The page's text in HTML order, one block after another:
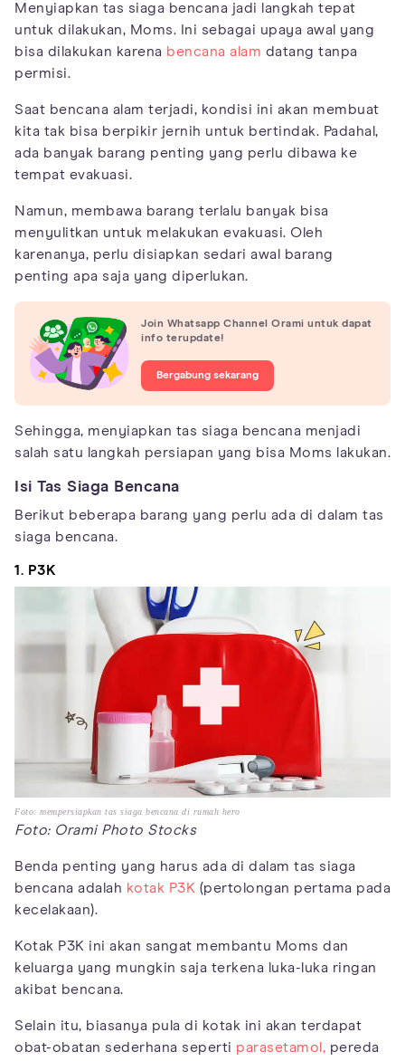
Menyiapkan tas siaga bencana jadi langkah tepat
untuk dilakukan, Moms. Ini sebagai upaya awal yang
bisa dilakukan karena bencana alam datang tanpa
permisi.
Saat bencana alam terjadi, kondisi ini akan membuat
kita tak bisa berpikir jernih untuk bertindak. Padahal,
ada banyak barang penting yang perlu dibawa ke
tempat evakuasi.
Namun, membawa barang terlalu banyak bisa
menyulitkan untuk melakukan evakuasi. Oleh
karenanya, perlu disiapkan sedari awal barang
penting apa saja yang diperlukan.
Join Whatsapp Channel Orami untuk dapat
info terupdate!
Bergabung sekarang
Sehingga, menyiapkan tas siaga bencana menjadi
salah satu langkah persiapan yang bisa Moms lakukan.
Isi Tas Siaga Bencana
Berikut beberapa barang yang perlu ada di dalam tas
siaga bencana.
1. P3K
Foto: mempersiapkan tas siaga bencana di rumah hero
Foto: Orami Photo Stocks
Benda penting yang harus ada di dalam tas siaga
bencana adalah kotak P3K (pertolongan pertama pada
kecelakaan).
Kotak P3K ini akan sangat membantu Moms dan
keluarga yang mungkin saja terkena luka-luka ringan
akibat bencana.
Selain itu, biasanya pula di kotak ini akan terdapat
obat-obatan sederhana seperti parasetamol, pereda